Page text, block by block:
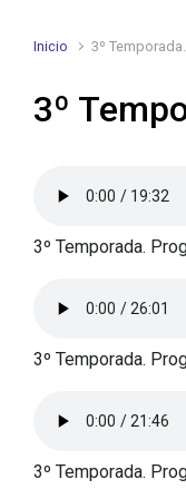
Inicio 3º
3º
3º Temporada.
3º Temporada.
3º Temporada.